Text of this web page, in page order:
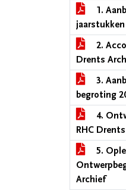
1.
jaarstukken
2.
Drents
3.
begroting
4.
RHC
5.
Archief